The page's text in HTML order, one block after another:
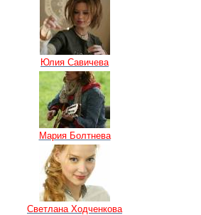
Юлия Савичева
Мария Болтнева
Светлана Ходченкова